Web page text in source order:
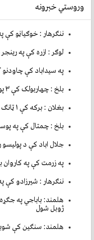
وروستي خبرونه
ننګرهار : خوګياڼو کې په ټانګ
لوګر : ازره کې په رينجر چاودنې ۲
په سيداباد کې چاودنو ۲ عسکر وژلي
بلخ : چهاربولک کې ۳ پوليسو ژوند له لاسه ورکړ
بغلان : برکه کې ۱ ټانګ تخريب او ۱ پوليس وژل شوی
بلخ : چمتال کې په پوسته بريد، ۳ عسکرو ته
جلال اباد کې د پوليسو
په زرمت کې په کاروان
ننګرهار : شيرزادو کې
ژوبل شول
هلمند: سنګین کې شوبله تخریب